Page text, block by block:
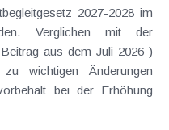
2027-2028 im
Verglichen mit der
aus dem Juli 2026 )
wichtigen Änderungen